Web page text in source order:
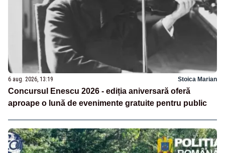
6 aug. 2026, 13:19 Stoica Marian
Concursul Enescu 2026 - ediția aniversară oferă
aproape o lună de evenimente gratuite pentru public